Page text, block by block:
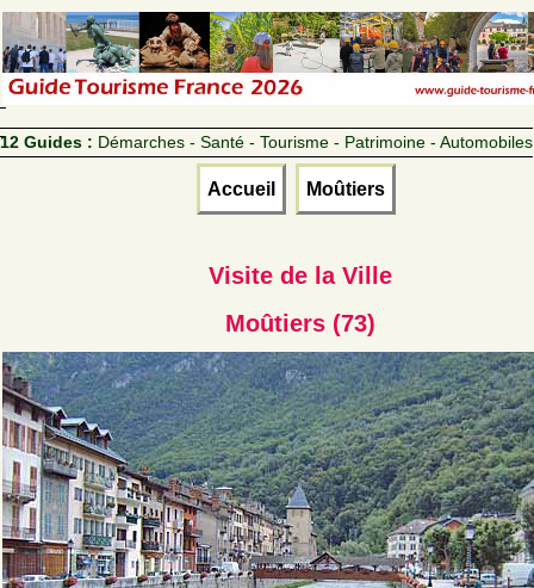
12 Guides : Démarches - Santé - Tourisme - Patrimoine - Automobiles
Accueil Moûtiers
Visite de la Ville
Moûtiers (73)